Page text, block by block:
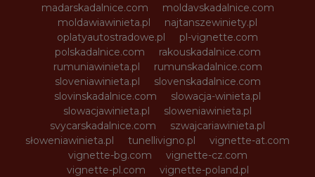
madarskadalnice.com
moldavskadalnice.com
moldawiawinieta.pl
najtanszewiniety.pl
oplatyautostradowe.pl
pl-vignette.com
polskadalnice.com
rakouskadalnice.com
rumuniawinieta.pl
rumunskadalnice.com
sloveniawinieta.pl
slovenskadalnice.com
slovinskadalnice.com
slowacja-winieta.pl
slowacjawinieta.pl
sloweniawinieta.pl
svycarskadalnice.com
szwajcariawinieta.pl
słoweniawinieta.pl
tunellivigno.pl
vignette-at.com
vignette-bg.com
vignette-cz.com
vignette-pl.com
vignette-poland.pl